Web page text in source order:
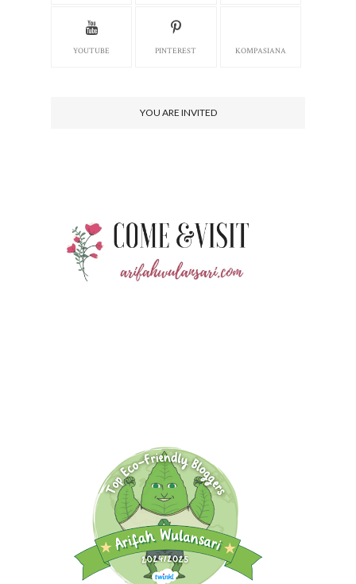
YOUTUBE PINTEREST KOMPASIANA
YOU ARE INVITED